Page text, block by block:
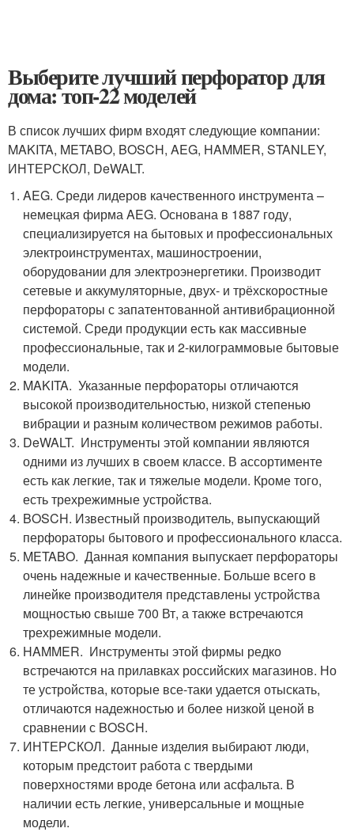
Выберите лучший перфоратор для
дома: топ-22 моделей
В список лучших фирм входят следующие компании:
MAKITA, METABO, BOSCH, AEG, HAMMER, STANLEY,
ИНТЕРСКОЛ, DeWALT.
AEG. Среди лидеров качественного инструмента –
немецкая фирма AEG. Основана в 1887 году,
специализируется на бытовых и профессиональных
электроинструментах, машиностроении,
оборудовании для электроэнергетики. Производит
сетевые и аккумуляторные, двух- и трёхскоростные
перфораторы с запатентованной антивибрационной
системой. Среди продукции есть как массивные
профессиональные, так и 2-килограммовые бытовые
модели.
MAKITA. Указанные перфораторы отличаются
высокой производительностью, низкой степенью
вибрации и разным количеством режимов работы.
DeWALT. Инструменты этой компании являются
одними из лучших в своем классе. В ассортименте
есть как легкие, так и тяжелые модели. Кроме того,
есть трехрежимные устройства.
BOSCH. Известный производитель, выпускающий
перфораторы бытового и профессионального класса.
METABO. Данная компания выпускает перфораторы
очень надежные и качественные. Больше всего в
линейке производителя представлены устройства
мощностью свыше 700 Вт, а также встречаются
трехрежимные модели.
HAMMER. Инструменты этой фирмы редко
встречаются на прилавках российских магазинов. Но
те устройства, которые все-таки удается отыскать,
отличаются надежностью и более низкой ценой в
сравнении с BOSCH.
ИНТЕРСКОЛ. Данные изделия выбирают люди,
которым предстоит работа с твердыми
поверхностями вроде бетона или асфальта. В
наличии есть легкие, универсальные и мощные
модели.